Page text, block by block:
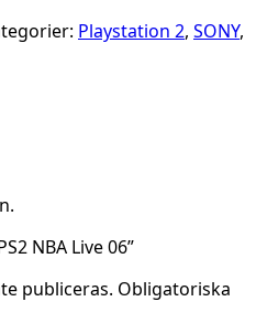
Playstation 2, SONY,
NBA Live 06”
publiceras. Obligatoriska